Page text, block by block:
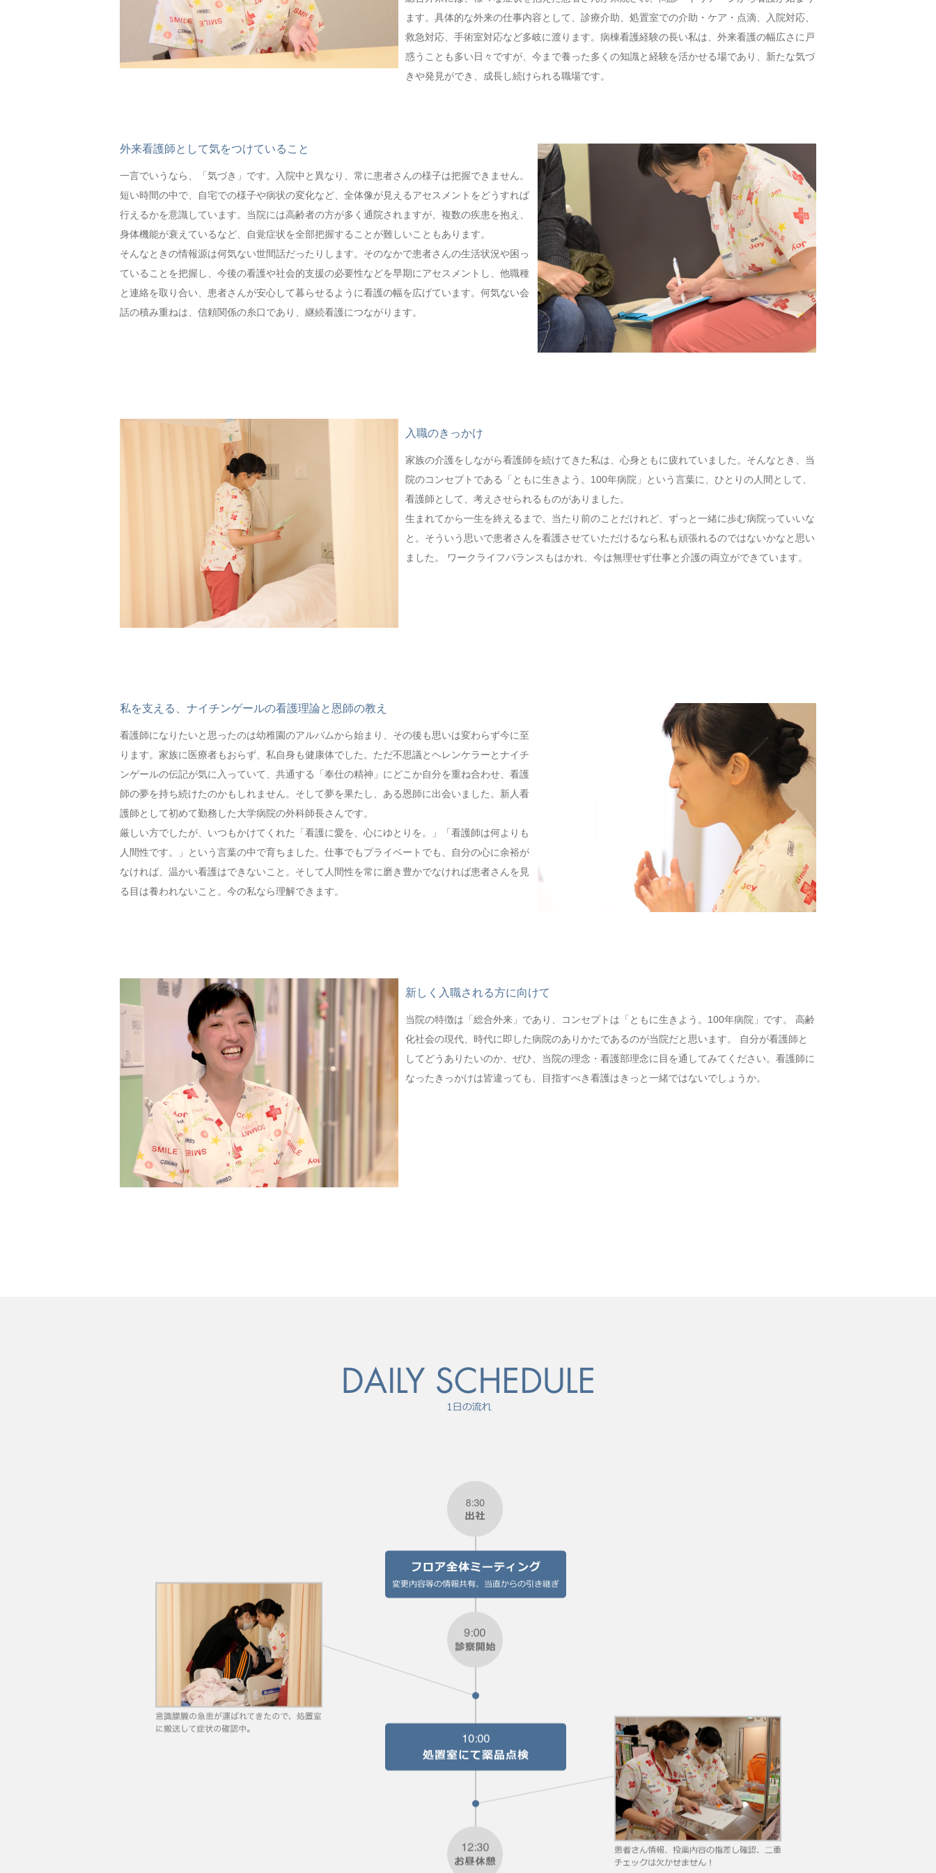
ます。具体的な外来の仕事内容として、診療介助、処置室での介助・ケア・点滴、入院対応、
救急対応、手術室対応など多岐に渡ります。病棟看護経験の長い私は、外来看護の幅広さに戸
惑うことも多い日々ですが、今まで養った多くの知識と経験を活かせる場であり、新たな気づ
きや発見ができ、成長し続けられる職場です。
外来看護師として気をつけていること
一言でいうなら、「気づき」です。入院中と異なり、常に患者さんの様子は把握できません。
短い時間の中で、自宅での様子や病状の変化など、全体像が見えるアセスメントをどうすれば
行えるかを意識しています。当院には高齢者の方が多く通院されますが、複数の疾患を抱え、
身体機能が衰えているなど、自覚症状を全部把握することが難しいこともあります。
そんなときの情報源は何気ない世間話だったりします。そのなかで患者さんの生活状況や困っ
ていることを把握し、今後の看護や社会的支援の必要性などを早期にアセスメントし、他職種
と連絡を取り合い、患者さんが安心して暮らせるように看護の幅を広げています。何気ない会
話の積み重ねは、信頼関係の糸口であり、継続看護につながります。
入職のきっかけ
家族の介護をしながら看護師を続けてきた私は、心身ともに疲れていました。そんなとき、当
院のコンセプトである「ともに生きよう。100年病院」という言葉に、ひとりの人間として、
看護師として、考えさせられるものがありました。
生まれてから一生を終えるまで、当たり前のことだけれど、ずっと一緒に歩む病院っていいな
と。そういう思いで患者さんを看護させていただけるなら私も頑張れるのではないかなと思い
ました。 ワークライフバランスもはかれ、今は無理せず仕事と介護の両立ができています。
私を支える、ナイチンゲールの看護理論と恩師の教え
看護師になりたいと思ったのは幼稚園のアルバムから始まり、その後も思いは変わらず今に至
ります。家族に医療者もおらず、私自身も健康体でした。ただ不思議とヘレンケラーとナイチ
ンゲールの伝記が気に入っていて、共通する「奉仕の精神」にどこか自分を重ね合わせ、看護
師の夢を持ち続けたのかもしれません。そして夢を果たし、ある恩師に出会いました。新人看
護師として初めて勤務した大学病院の外科師長さんです。
厳しい方でしたが、いつもかけてくれた「看護に愛を、心にゆとりを。」「看護師は何よりも
人間性です。」という言葉の中で育ちました。仕事でもプライベートでも、自分の心に余裕が
なければ、温かい看護はできないこと。そして人間性を常に磨き豊かでなければ患者さんを見
る目は養われないこと。今の私なら理解できます。
新しく入職される方に向けて
当院の特徴は「総合外来」であり、コンセプトは「ともに生きよう。100年病院」です。 高齢
化社会の現代、時代に即した病院のありかたであるのが当院だと思います。 自分が看護師と
してどうありたいのか、ぜひ、当院の理念・看護部理念に目を通してみてください。看護師に
なったきっかけは皆違っても、目指すべき看護はきっと一緒ではないでしょうか。